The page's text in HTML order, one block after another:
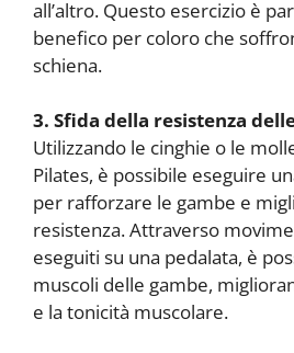
all’altro. Questo esercizio è
benefico per coloro che
schiena.
3. Sfida della resistenza
Utilizzando le cinghie o le
Pilates, è possibile eseguire
per rafforzare le gambe e
resistenza. Attraverso
eseguiti su una pedalata, è
muscoli delle gambe,
e la tonicità muscolare.